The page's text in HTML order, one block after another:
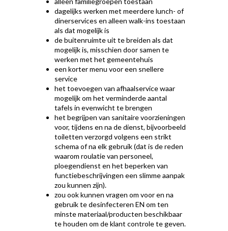
dagelijks werken met meerdere lunch- of
dinerservices en alleen walk-ins toestaan
als dat mogelijk is
de buitenruimte uit te breiden als dat
mogelijk is, misschien door samen te
werken met het gemeentehuis
een korter menu voor een snellere
service
het toevoegen van afhaalservice waar
mogelijk om het verminderde aantal
tafels in evenwicht te brengen
het begrijpen van sanitaire voorzieningen
voor, tijdens en na de dienst, bijvoorbeeld
toiletten verzorgd volgens een strikt
schema of na elk gebruik (dat is de reden
waarom roulatie van personeel,
ploegendienst en het beperken van
functiebeschrijvingen een slimme aanpak
zou kunnen zijn).
zou ook kunnen vragen om voor en na
gebruik te desinfecteren EN om ten
minste materiaal/producten beschikbaar
te houden om de klant controle te geven.